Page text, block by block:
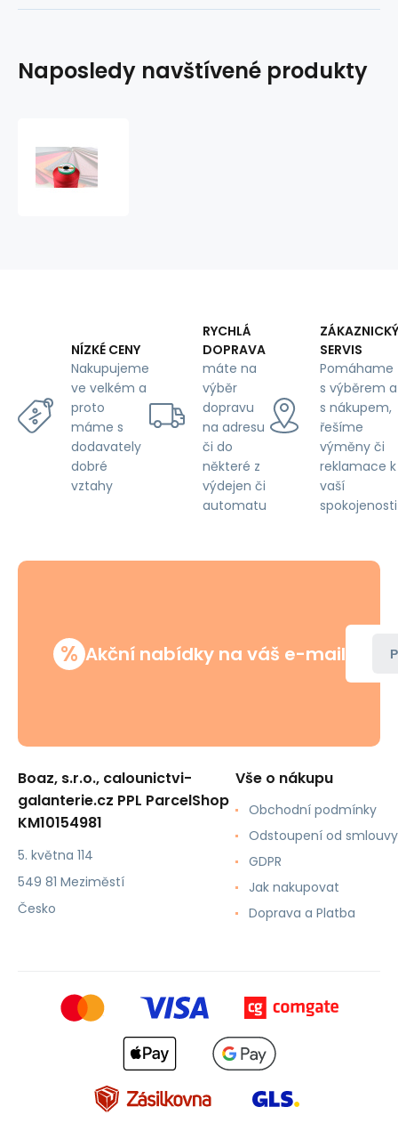
Naposledy navštívené produkty
NÍZKÉ CENY
Nakupujeme
ve velkém a
proto
máme s
dodavately
dobré
vztahy
RYCHLÁ
DOPRAVA
máte na
výběr
dopravu
na adresu
či do
některé z
výdejen či
automatu
ZÁKAZNICKÝ
SERVIS
Pomáhame
s výběrem a
s nákupem,
řešíme
výměny či
reklamace k
vaší
spokojenosti
% Akční nabídky na váš e-mail
Boaz, s.r.o., calounictvi-
galanterie.cz PPL ParcelShop
KM10154981
5. května 114
549 81 Meziměstí
Česko
Vše o nákupu
Obchodní podmínky
Odstoupení od smlouvy
GDPR
Jak nakupovat
Doprava a Platba